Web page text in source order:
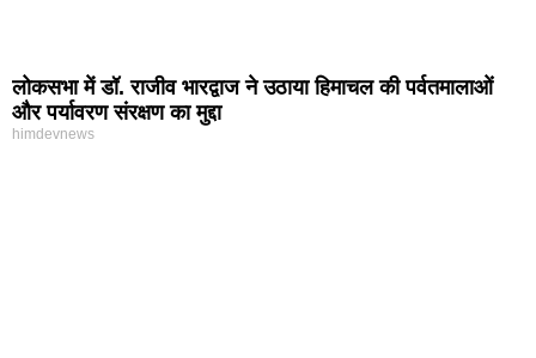
लोकसभा में डॉ. राजीव भारद्वाज ने उठाया हिमाचल की पर्वतमालाओं
और पर्यावरण संरक्षण का मुद्दा
himdevnews